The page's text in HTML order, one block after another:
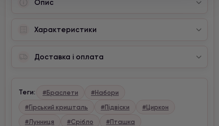
Опис
Характеристики
Доставка і оплата
Теги: #Браслети
#Набори
#Гірський кришталь
#Підвіски
#Циркон
#Лунниця
#Срібло #Пташка